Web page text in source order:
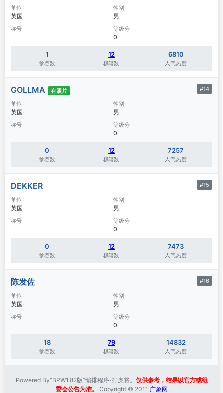
单位
英国
性别
男
称号 等级分
0
1
参赛数
12
棋谱数
6810
人气热度
GOLLMA 有照片 #14
单位
英国
性别
男
称号 等级分
0
0
参赛数
12
棋谱数
7257
人气热度
DEKKER #15
单位
英国
性别
男
称号 等级分
0
0
参赛数
12
棋谱数
7473
人气热度
陈发佐 #16
单位
英国
性别
男
称号 等级分
0
18
参赛数
79
棋谱数
14832
人气热度
Powered By“BPW1.82版”编排程序-打虎将。 仅供参考，结果以官方或组
委会公告为准。
Copyright © 2011 广象网